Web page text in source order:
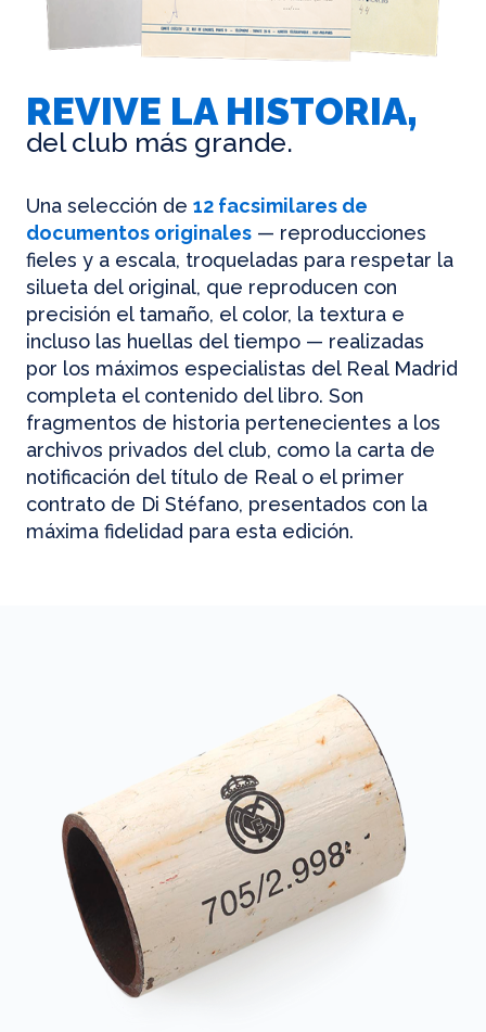
REVIVE LA HISTORIA,
del club más grande.
Una selección de 12 facsimilares de
documentos originales — reproducciones
fieles y a escala, troqueladas para respetar la
silueta del original, que reproducen con
precisión el tamaño, el color, la textura e
incluso las huellas del tiempo — realizadas
por los máximos especialistas del Real Madrid
completa el contenido del libro. Son
fragmentos de historia pertenecientes a los
archivos privados del club, como la carta de
notificación del título de Real o el primer
contrato de Di Stéfano, presentados con la
máxima fidelidad para esta edición.